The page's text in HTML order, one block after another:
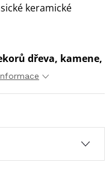
keramické
dřeva, kamene,